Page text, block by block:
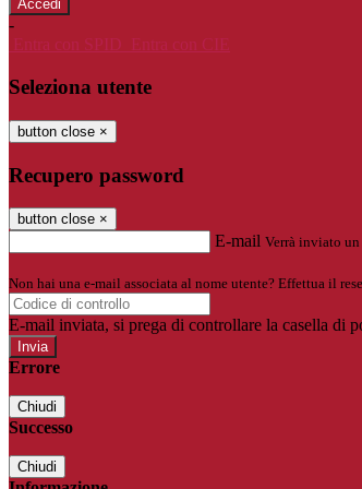
-
Entra con SPID
Entra con CIE
Seleziona utente
button close ×
Recupero password
button close ×
E-mail Verrà inviato
Non hai una e-mail associata al nome utente? Effettua il
E-mail inviata, si prega di controllare la casella di
Errore
Chiudi
Successo
Chiudi